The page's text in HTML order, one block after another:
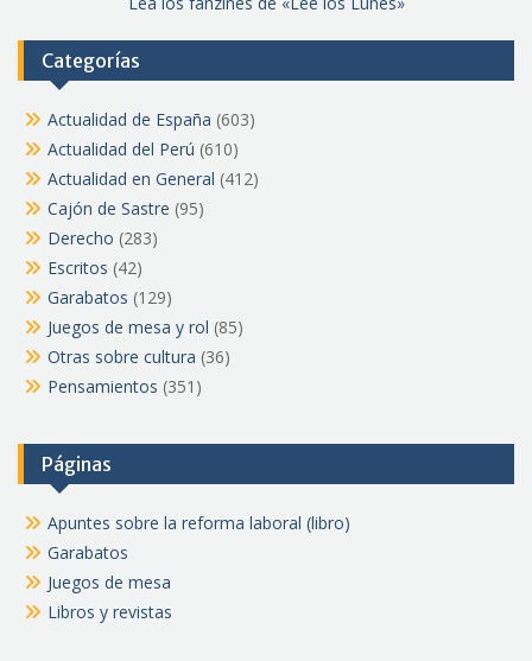
Categorías
Actualidad de España (603)
Actualidad del Perú (610)
Actualidad en General (412)
Cajón de Sastre (95)
Derecho (283)
Escritos (42)
Garabatos (129)
Juegos de mesa y rol (85)
Otras sobre cultura (36)
Pensamientos (351)
Páginas
Apuntes sobre la reforma laboral (libro)
Garabatos
Juegos de mesa
Libros y revistas